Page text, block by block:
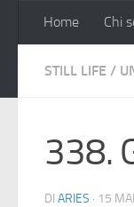
Salta al contenuto
Home Chi
STILL LIFE /
338.
DI ARIES · 15